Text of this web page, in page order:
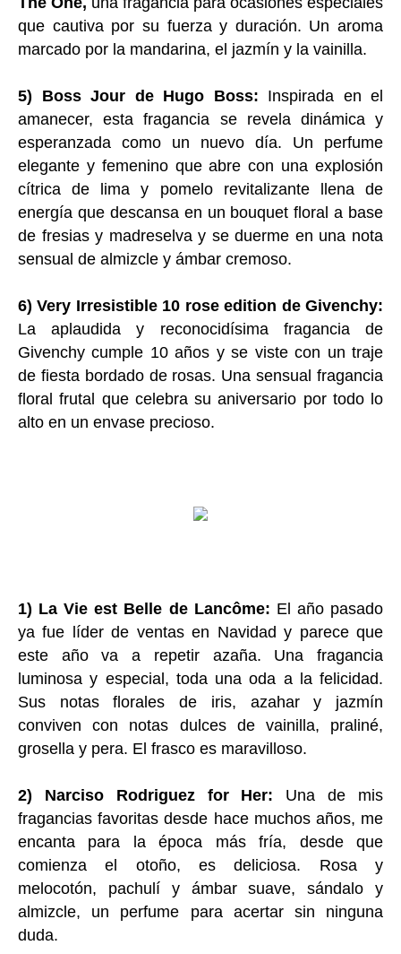
que cautiva por su fuerza y duración. Un aroma
marcado por la mandarina, el jazmín y la vainilla.
5) Boss Jour de Hugo Boss: Inspirada en el
amanecer, esta fragancia se revela dinámica y
esperanzada como un nuevo día. Un perfume
elegante y femenino que abre con una explosión
cítrica de lima y pomelo revitalizante llena de
energía que descansa en un bouquet floral a base
de fresias y madreselva y se duerme en una nota
sensual de almizcle y ámbar cremoso.
6) Very Irresistible 10 rose edition de Givenchy:
La aplaudida y reconocidísima fragancia de
Givenchy cumple 10 años y se viste con un traje
de fiesta bordado de rosas. Una sensual fragancia
floral frutal que celebra su aniversario por todo lo
alto en un envase precioso.
1) La Vie est Belle de Lancôme: El año pasado
ya fue líder de ventas en Navidad y parece que
este año va a repetir azaña. Una fragancia
luminosa y especial, toda una oda a la felicidad.
Sus notas florales de iris, azahar y jazmín
conviven con notas dulces de vainilla, praliné,
grosella y pera. El frasco es maravilloso.
2) Narciso Rodriguez for Her: Una de mis
fragancias favoritas desde hace muchos años, me
encanta para la época más fría, desde que
comienza el otoño, es deliciosa. Rosa y
melocotón, pachulí y ámbar suave, sándalo y
almizcle, un perfume para acertar sin ninguna
duda.